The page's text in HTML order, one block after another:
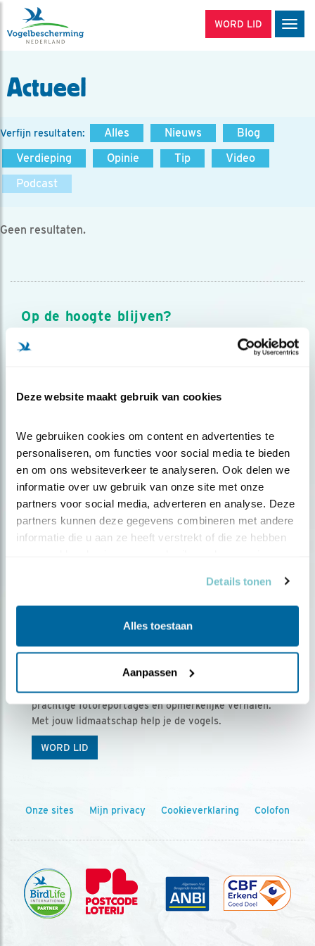
Deze website maakt gebruik van cookies
We gebruiken cookies om content en advertenties te
personaliseren, om functies voor social media te bieden
en om ons websiteverkeer te analyseren. Ook delen we
informatie over uw gebruik van onze site met onze
partners voor social media, adverteren en analyse. Deze
partners kunnen deze gegevens combineren met andere
informatie die u aan ze heeft verstrekt of die ze hebben
Details tonen
Alles toestaan
Aanpassen
WORD LID
Actueel
Verfijn resultaten: Alles Nieuws
Blog
Verdieping
Opinie Tip
Video
Podcast
Geen resultaten.
Op de hoogte blijven?
Meld je aan en ontvang nieuws, inspiratie, acties en tips
over vogels en activiteiten van Vogelbescherming.
Ontvang 5 x Vogels voor € 36,00 per jaar
Vogels is het tijdschrift voor onze leden, met
prachtige fotoreportages en opmerkelijke verhalen.
Met jouw lidmaatschap help je de vogels.
WORD LID
Onze sites Mijn privacy Cookieverklaring Colofon